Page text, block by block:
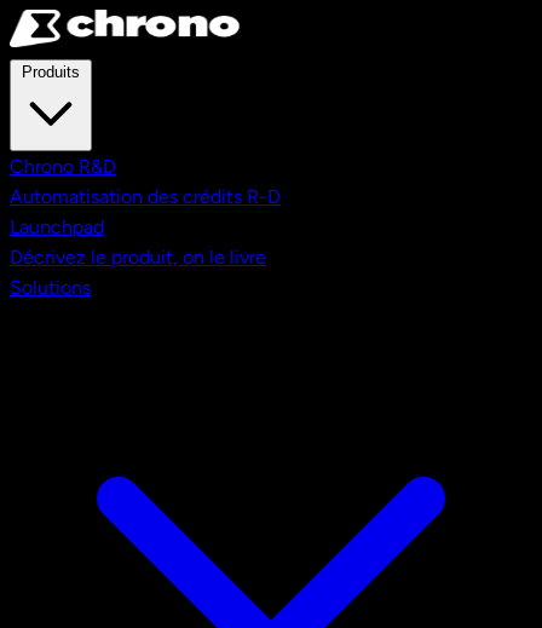
Aller au contenu principal
Chrono R&D
Automatisation des crédits R-D
Launchpad
Décrivez le produit, on le livre
Solutions